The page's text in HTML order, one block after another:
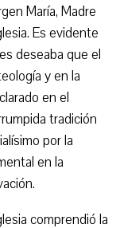
María, Madre
Es evidente
deseaba que el
y en la
en el
tradición
por la
en la
comprendió la